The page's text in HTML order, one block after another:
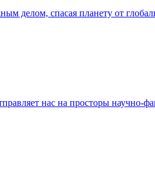
делом, спасая планету от
нас на просторы научно-